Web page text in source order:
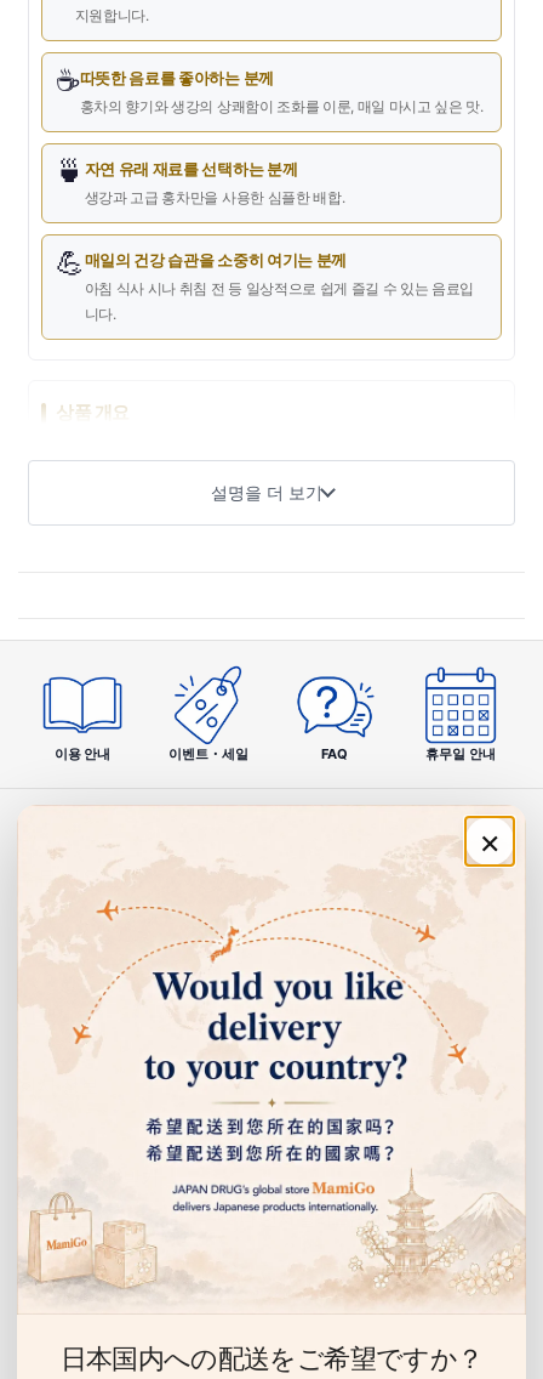
지원합니다.
☕따뜻한 음료를 좋아하는 분께
홍차의 향기와 생강의 상쾌함이 조화를 이룬, 매일 마시고 싶은 맛.
🍵 자연 유래 재료를 선택하는 분께
생강과 고급 홍차만을 사용한 심플한 배합.
💪매일의 건강 습관을 소중히 여기는 분께
아침 식사 시나 취침 전 등 일상적으로 쉽게 즐길 수 있는 음료입
니다.
상품 개요
생강 홍차는 생강의 온기 활성 성분과 고급 홍차를 블렌드한 건
강 음료입니다. 냉증이 걱정되는 분이나 몸을 따뜻하게 하고 싶
진게롤·쇼가올
신선한 생강에 포함된 매운맛 성분이 몸을 속부터 따뜻하게 도와줍니
다. 냉증 대책에 강력한 동반자입니다.
02
고급 홍차와의 균형
홍차 블렌드
향기로운 홍차와 생강이 절묘하게 조화를 이룹니다. 매일 마시고 싶어
지는 맛이 계속됩니다.
천연 유래
불필요한 첨가물을 최소한으로. 생강과 홍차의 자연스러운 맛을 그대
로 전해 드립니다.
04
설명을 더 보기
이용 안내 이벤트・세일 FAQ 휴무일 안내
×
日本国内への配送をご希望ですか？
주문·이용 안내
쇼핑 안내
고객센터
선물, 할인 이벤트 등을 누구보다 먼저 알려드립니다.
이
일